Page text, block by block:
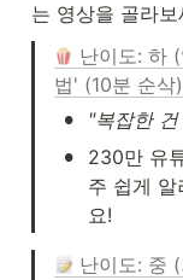
는 영상을 골라보
난이도: 하
법' (10분 순삭)
• "복잡한
•
230만 유
주 쉽게 알
요!
난이도: 중